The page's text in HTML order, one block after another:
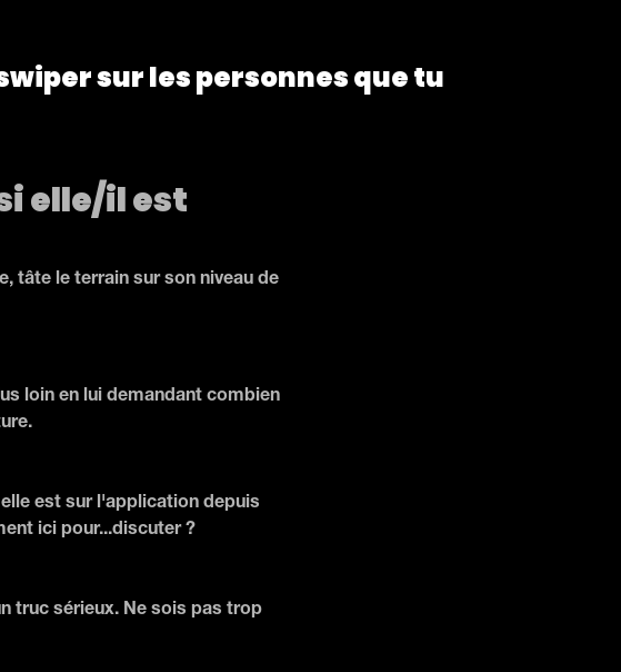
sur les personnes que tu
elle/il est
tâte le terrain sur son niveau de
loin en lui demandant combien
est sur l'application depuis
ici pour...discuter ?
truc sérieux. Ne sois pas trop